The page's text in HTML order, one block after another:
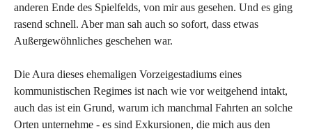
anderen Ende des Spielfelds, von mir aus gesehen. Und es ging
rasend schnell. Aber man sah auch so sofort, dass etwas
Außergewöhnliches geschehen war.
Die Aura dieses ehemaligen Vorzeigestadiums eines
kommunistischen Regimes ist nach wie vor weitgehend intakt,
auch das ist ein Grund, warum ich manchmal Fahrten an solche
Orten unternehme - es sind Exkursionen, die mich aus den